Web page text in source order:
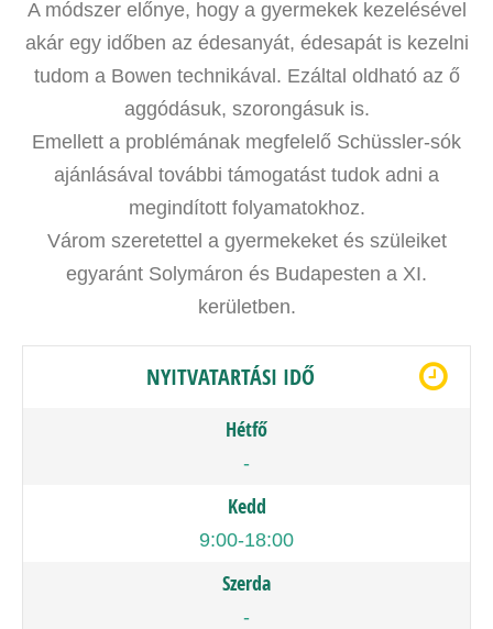
A módszer előnye, hogy a gyermekek kezelésével
akár egy időben az édesanyát, édesapát is kezelni
tudom a Bowen technikával. Ezáltal oldható az ő
aggódásuk, szorongásuk is.
Emellett a problémának megfelelő Schüssler-sók
ajánlásával további támogatást tudok adni a
megindított folyamatokhoz.
Várom szeretettel a gyermekeket és szüleiket
egyaránt Solymáron és Budapesten a XI.
kerületben.
NYITVATARTÁSI IDŐ
Hétfő
-
Kedd
9:00-18:00
Szerda
-